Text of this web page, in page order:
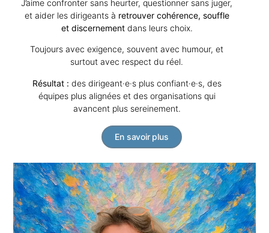
J’aime confronter sans heurter, questionner sans juger,
et aider les dirigeants à retrouver cohérence, souffle
et discernementdans leurs choix.
Toujours avec exigence, souvent avec humour, et
surtout avec respect du réel.
Résultat : des dirigeant·e·s plus confiant·e·s, des
équipes plus alignées et des organisations qui
avancent plus sereinement.
En savoir plus